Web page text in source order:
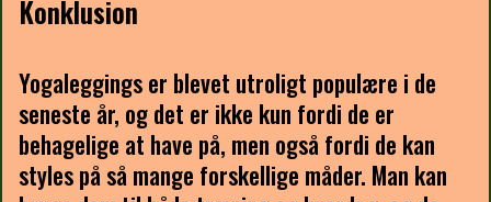
Konklusion
Yogaleggings er blevet utroligt populære i de
seneste år, og det er ikke kun fordi de er
behagelige at have på, men også fordi de kan
styles på så mange forskellige måder. Man kan